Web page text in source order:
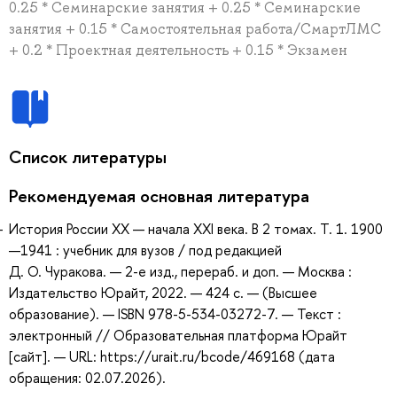
0.25 * Семинарские занятия + 0.25 * Семинарские
занятия + 0.15 * Самостоятельная работа/СмартЛМС
+ 0.2 * Проектная деятельность + 0.15 * Экзамен
Список литературы
Рекомендуемая основная литература
История России XX — начала XXI века. В 2 томах. Т. 1. 1900
—1941 : учебник для вузов / под редакцией
Д. О. Чуракова. — 2-е изд., перераб. и доп. — Москва :
Издательство Юрайт, 2022. — 424 с. — (Высшее
образование). — ISBN 978-5-534-03272-7. — Текст :
электронный // Образовательная платформа Юрайт
[сайт]. — URL: https://urait.ru/bcode/469168 (дата
обращения: 02.07.2026).